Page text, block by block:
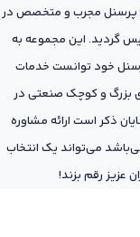
سال 1389 با بهره‌گیری از پرسنل مجرب و متخصص در
گردید. این مجموعه به
خود توانست خدمات
بزرگ و کوچک صنعتی در
ذکر است ارائه مشاوره
می‌تواند یک انتخاب
عزیز رقم بزند!